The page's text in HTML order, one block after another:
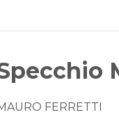
FERRETTI